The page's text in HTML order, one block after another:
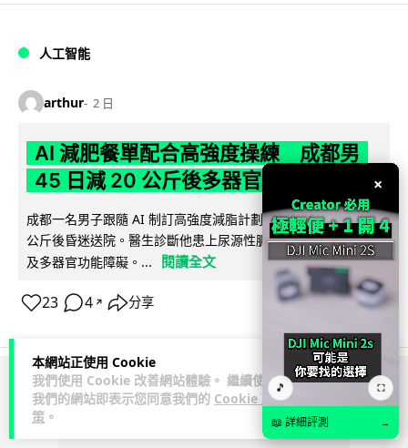
本網站正使用 Cookie
我們使用 Cookie 改善網站體驗。 繼續使用
我們的網站即表示您同意我們的 Cookie 政
策 。
人工智能
arthur 2 日
AI 減肥餐單配合高強度操練 成都男
45 日減 20 公斤後多器官衰竭
成都一名男子跟隨 AI 制訂高強度減脂計劃，45 日內減去約 20
公斤後昏迷送院。醫生診斷他患上尿源性膿毒症、膿毒性休克
及多器官功能障礙。...
閱讀全文
23 4 ↗ 分享
ADVERTISEMENT
×
🎵 ⛶
📖 詳細評測 →